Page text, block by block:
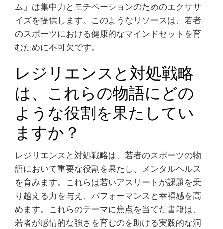
ム」は集中力とモチベーションのためのエクササ
イズを提供します。このようなリソースは、若者
のスポーツにおける健康的なマインドセットを育
むために不可欠です。
レジリエンスと対処戦略
は、これらの物語にどの
ような役割を果たしてい
ますか？
レジリエンスと対処戦略は、若者のスポーツの物
語において重要な役割を果たし、メンタルヘルス
を育みます。これらは若いアスリートが課題を乗
り越える力を与え、パフォーマンスと幸福感を高
めます。これらのテーマに焦点を当てた書籍は、
若者が感情的な強さを育むのを助ける実践的な洞